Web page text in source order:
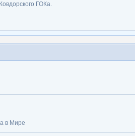
ГОКа.
в Мире